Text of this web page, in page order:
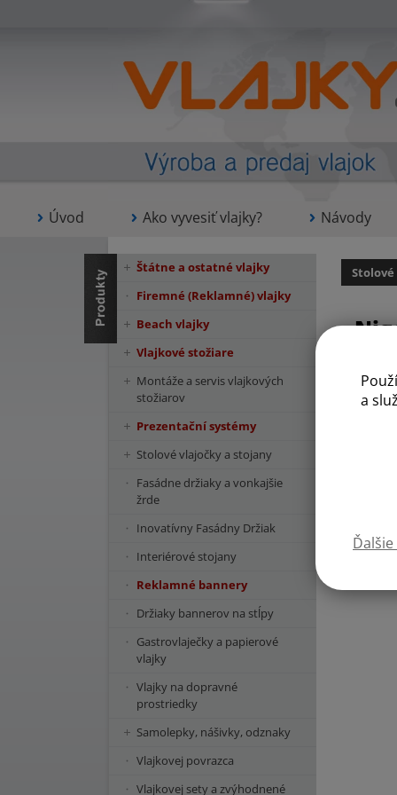
a
Úvod Ako vyvesiť vlajky? Návody
Štátne a ostatné vlajky
Firemné (Reklamné) vlajky
Beach vlajky
Vlajkové stožiare
Montáže a servis vlajkových
stožiarov
Prezentační systémy
Stolové vlajočky a stojany
Fasádne držiaky a vonkajšie
žrde
Inovatívny Fasádny Držiak
Interiérové stojany
Reklamné bannery
Držiaky bannerov na stĺpy
Gastrovlaječky a papierové
vlajky
Vlajky na dopravné
prostriedky
Samolepky, nášivky, odznaky
Vlajkovej povrazca
Vlajkovej sety a zvýhodnené